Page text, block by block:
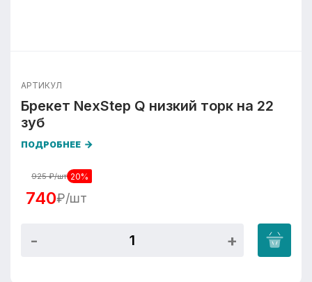
АРТИКУЛ
Брекет NexStep Q низкий торк на 22
зуб
ПОДРОБНЕЕ
925 ₽/шт 20%
740₽/шт